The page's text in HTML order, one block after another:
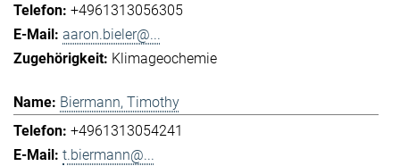
+4961313056305
aaron.bieler@...
Klimageochemie
Biermann, Timothy
+4961313054241
t.biermann@...